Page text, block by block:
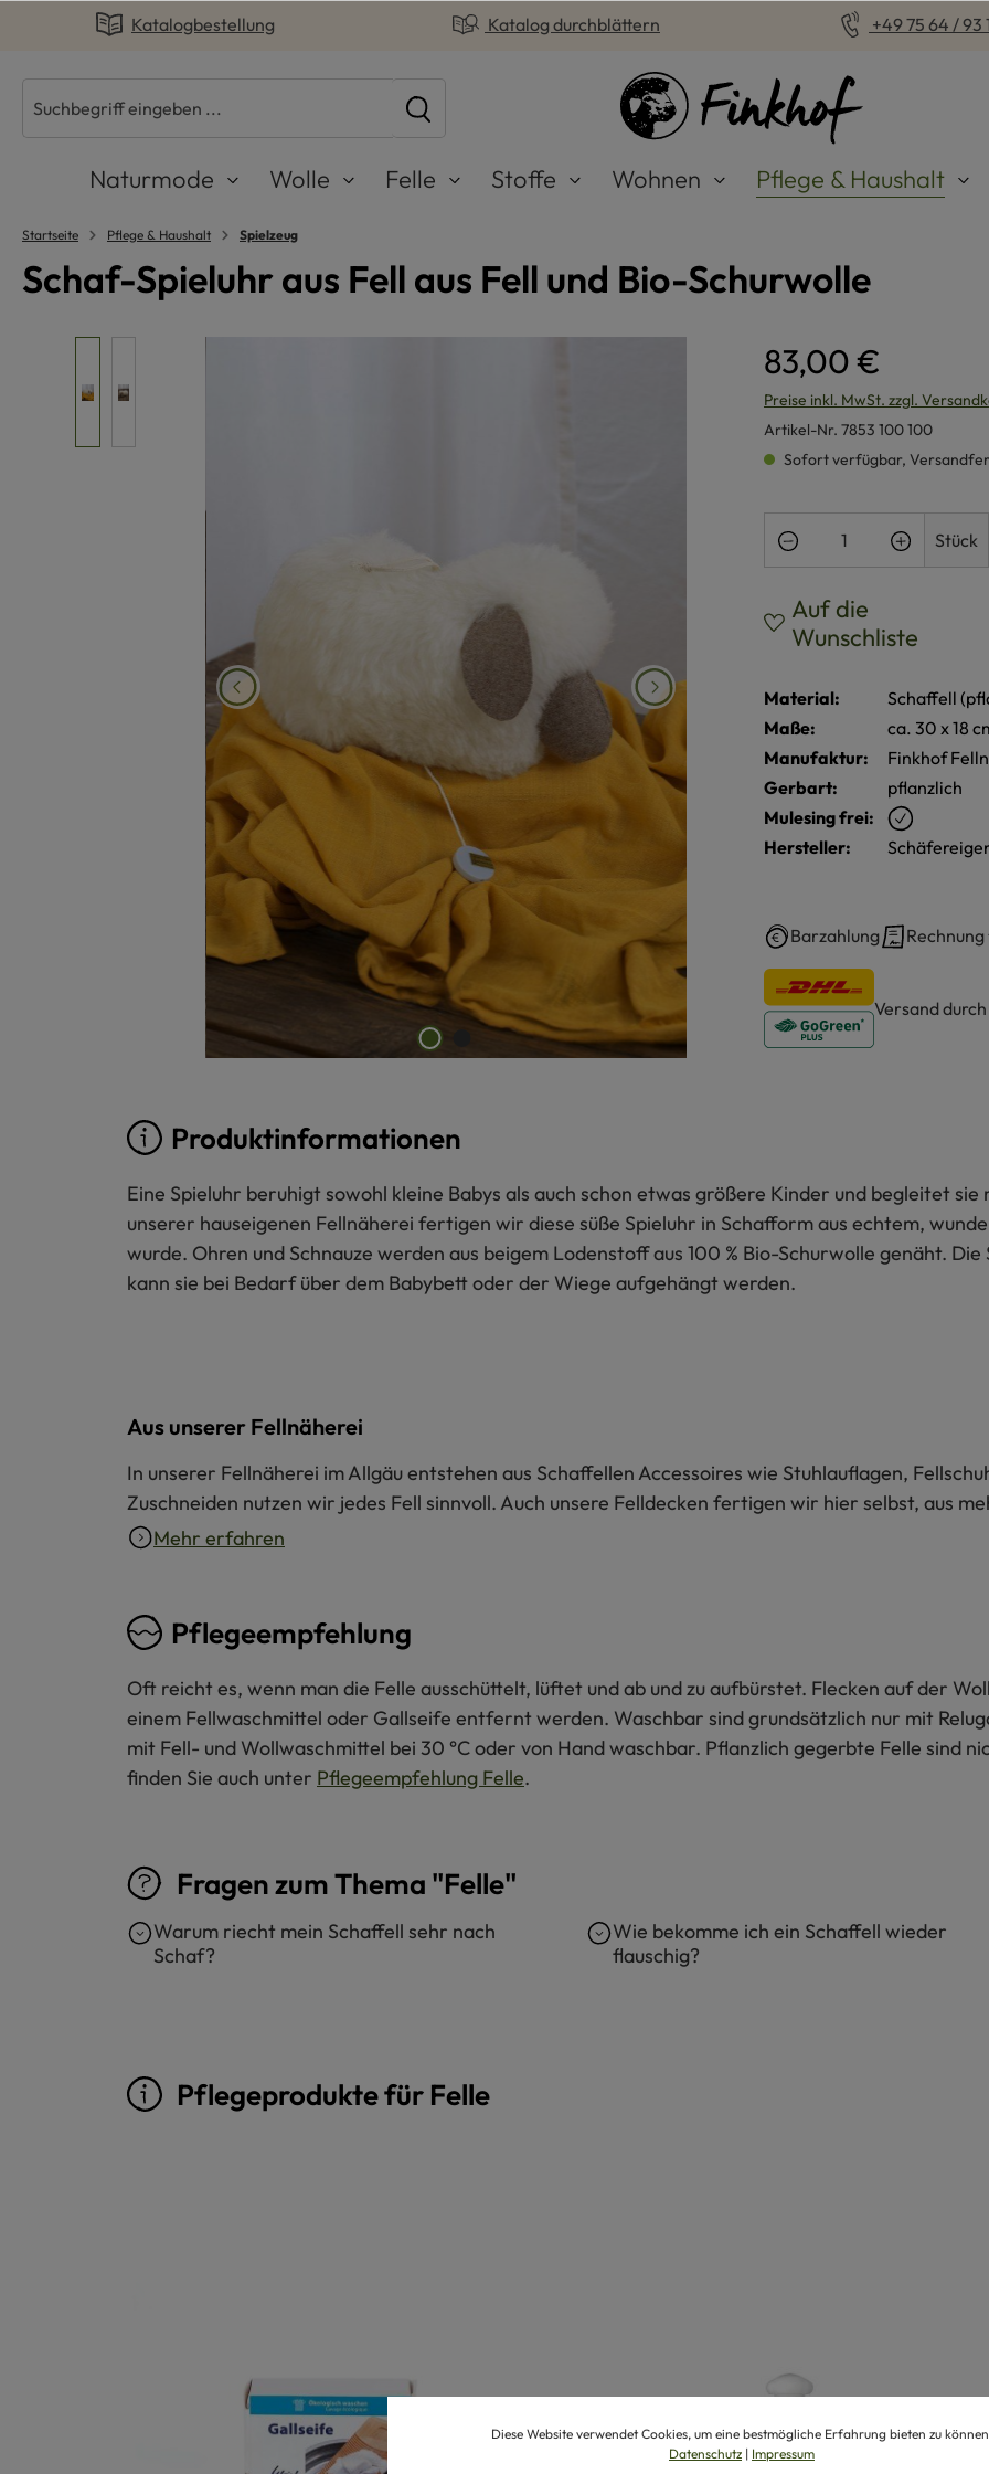
Zur Hauptnavigation springen
Katalogbestellung Katalog durchblättern +49 75 64 / 93
Naturmode Wolle Felle Stoffe Wohnen Pflege & Haushalt
Startseite Pflege & Haushalt Spielzeug
Schaf-Spieluhr aus Fell aus Fell und Bio-Schurwolle
83,00 €
Preise inkl. MwSt. zzgl.
Artikel-Nr. 7853 100 100
Sofort verfügbar,
Produkt Anzahl:
Stück
Auf die
Wunschliste
Material:
Schaffell
Maße:
ca. 30 x 18
Manufaktur:
Finkhof
Gerbart:
pflanzlich
Mulesing frei:
Hersteller:
Barzahlung Rechnung
Versand
Produktinformationen
Eine Spieluhr beruhigt sowohl kleine Babys als auch schon etwas größere Kinder und begleitet
unserer hauseigenen Fellnäherei fertigen wir diese süße Spieluhr in Schafform aus echtem,
wurde. Ohren und Schnauze werden aus beigem Lodenstoff aus 100 % Bio-Schurwolle genäht.
kann sie bei Bedarf über dem Babybett oder der Wiege aufgehängt werden.
Aus unserer Fellnäherei
In unserer Fellnäherei im Allgäu entstehen aus Schaffellen Accessoires wie Stuhlauflagen,
Zuschneiden nutzen wir jedes Fell sinnvoll. Auch unsere Felldecken fertigen wir hier selbst, aus
Mehr erfahren
Pflegeempfehlung
Oft reicht es, wenn man die Felle ausschüttelt, lüftet und ab und zu aufbürstet. Flecken auf der
einem Fellwaschmittel oder Gallseife entfernt werden. Waschbar sind grundsätzlich nur mit
mit Fell- und Wollwaschmittel bei 30 °C oder von Hand waschbar. Pflanzlich gegerbte Felle sind
finden Sie auch unter Pflegeempfehlung Felle.
Fragen zum Thema "Felle"
Warum riecht mein Schaffell sehr nach
Schaf?
Wie bekomme ich ein Schaffell wieder
flauschig?
Pflegeprodukte für Felle
Diese Website verwendet Cookies, um eine bestmögliche Erfahrung bieten zu
Datenschutz | Impressum